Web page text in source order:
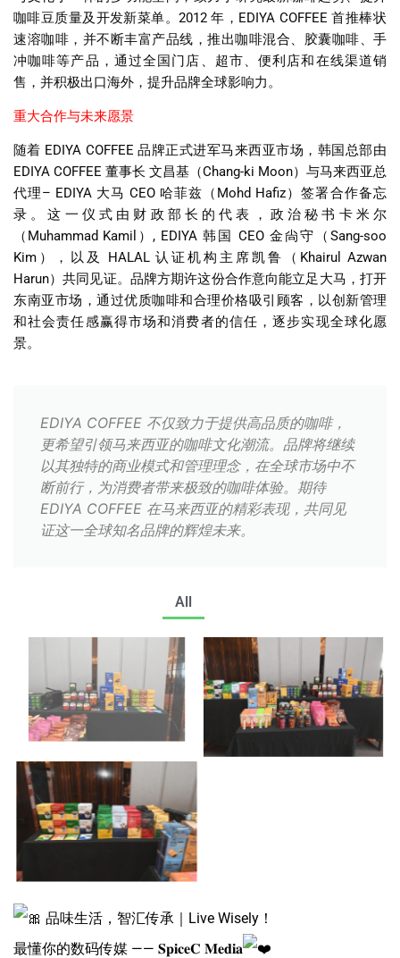
咖啡豆质量及开发新菜单。 2012 年， EDIYA COFFEE 首推棒状
速溶咖啡，并不断丰富产品线，推出咖啡混合、胶囊咖啡、手
冲咖啡等产品，通过全国门店、超市、便利店和在线渠道销
售，并积极出口海外，提升品牌全球影响力。
重大合作与未来愿景
随着 EDIYA COFFEE 品牌正式进军马来西亚市场，韩国总部由
EDIYA COFFEE 董事长 文昌基（Chang-ki Moon）与马来西亚总
代理– EDIYA 大马 CEO 哈菲兹（ Mohd Hafiz）签署合作备忘
录。这一仪式由财政部长的代表，政治秘书卡米尔
（ Muhammad Kamil ） , EDIYA 韩国 CEO 金尙守（ Sang-soo
Kim ），以及 HALAL 认证机构主席凯鲁（ Khairul Azwan
Harun）共同见证。品牌方期许这份合作意向能立足大马，打开
东南亚市场，通过优质咖啡和合理价格吸引顾客，以创新管理
和社会责任感赢得市场和消费者的信任，逐步实现全球化愿
景。
EDIYA COFFEE 不仅致力于提供高品质的咖啡，
更希望引领马来西亚的咖啡文化潮流。品牌将继续
以其独特的商业模式和管理理念，在全球市场中不
断前行，为消费者带来极致的咖啡体验。期待
EDIYA COFFEE 在马来西亚的精彩表现，共同见
证这一全球知名品牌的辉煌未来。
All
品味生活，智汇传承｜Live Wisely！
最懂你的数码传媒 —— 𝐒𝐩𝐢𝐜𝐞𝐂 𝐌𝐞𝐝𝐢𝐚